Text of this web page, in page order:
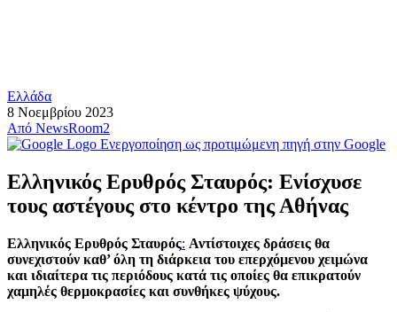
Ελλάδα
8 Νοεμβρίου 2023
Από NewsRoom2
Ενεργοποίηση ως προτιμώμενη πηγή στην Google
Ελληνικός Ερυθρός Σταυρός: Ενίσχυσε
τους αστέγους στο κέντρο της Αθήνας
Ελληνικός Ερυθρός Σταυρός: Αντίστοιχες δράσεις θα
συνεχιστούν καθ’ όλη τη διάρκεια του επερχόμενου χειμώνα
και ιδιαίτερα τις περιόδους κατά τις οποίες θα επικρατούν
χαμηλές θερμοκρασίες και συνθήκες ψύχους.